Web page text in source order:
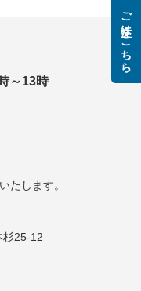
～13時
たします。
杉25-12
ご注文はこちら